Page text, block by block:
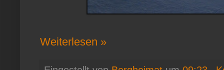
Weiterlesen »